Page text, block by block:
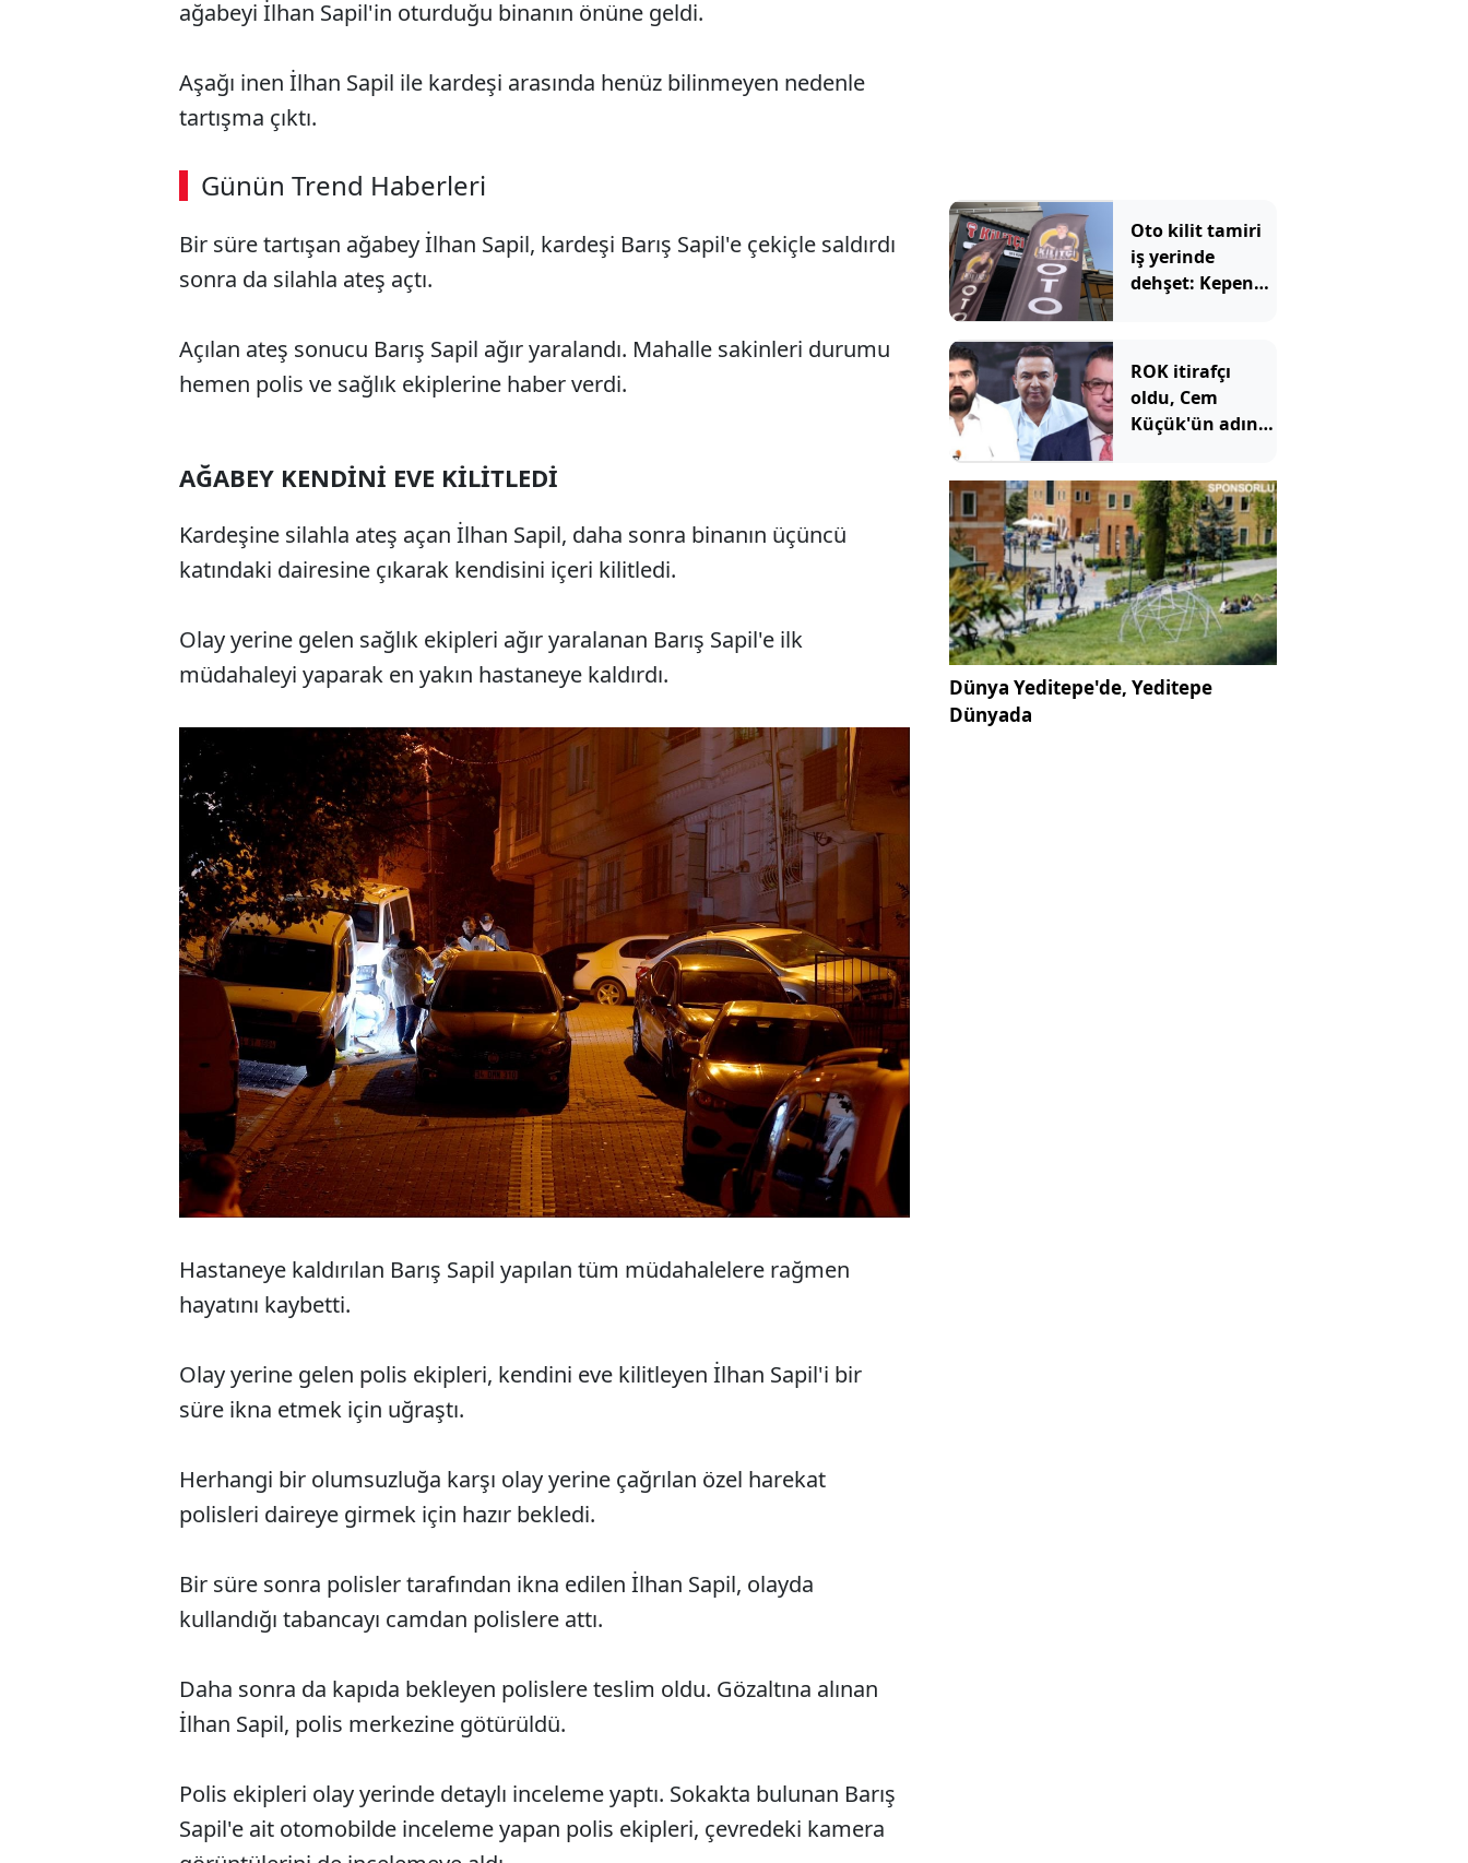
ağabeyi İlhan Sapil'in oturduğu binanın önüne geldi.
Aşağı inen İlhan Sapil ile kardeşi arasında henüz bilinmeyen nedenle
tartışma çıktı.
Günün Trend Haberleri
00:03 / 02:14
Sesi Aç
Bir süre tartışan ağabey İlhan Sapil, kardeşi Barış Sapil'e çekiçle saldırdı
sonra da silahla ateş açtı.
Açılan ateş sonucu Barış Sapil ağır yaralandı. Mahalle sakinleri durumu
hemen polis ve sağlık ekiplerine haber verdi.
AĞABEY KENDİNİ EVE KİLİTLEDİ
Kardeşine silahla ateş açan İlhan Sapil, daha sonra binanın üçüncü
katındaki dairesine çıkarak kendisini içeri kilitledi.
Olay yerine gelen sağlık ekipleri ağır yaralanan Barış Sapil'e ilk
müdahaleyi yaparak en yakın hastaneye kaldırdı.
Hastaneye kaldırılan Barış Sapil yapılan tüm müdahalelere rağmen
hayatını kaybetti.
Olay yerine gelen polis ekipleri, kendini eve kilitleyen İlhan Sapil'i bir
süre ikna etmek için uğraştı.
Herhangi bir olumsuzluğa karşı olay yerine çağrılan özel harekat
polisleri daireye girmek için hazır bekledi.
Bir süre sonra polisler tarafından ikna edilen İlhan Sapil, olayda
kullandığı tabancayı camdan polislere attı.
Daha sonra da kapıda bekleyen polislere teslim oldu. Gözaltına alınan
İlhan Sapil, polis merkezine götürüldü.
Polis ekipleri olay yerinde detaylı inceleme yaptı. Sokakta bulunan Barış
Sapil'e ait otomobilde inceleme yapan polis ekipleri, çevredeki kamera
Oto kilit tamiri
iş yerinde
dehşet: Kepeng
ROK itirafçı
oldu, Cem
Küçük'ün adını
Dünya Yeditepe'de, Yeditepe
Dünyada